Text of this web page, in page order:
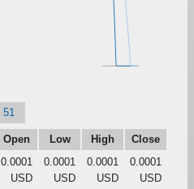
51
Open Low High
Close
0.0001
USD
0.0001
USD
0.0001
USD
0.0001
USD